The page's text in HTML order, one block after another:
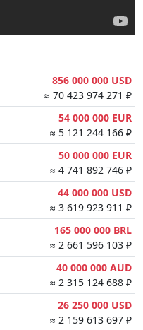
856 000 000 USD
≈ 70 423 974 271 ₽
54 000 000 EUR
≈ 5 121 244 166 ₽
50 000 000 EUR
≈ 4 741 892 746 ₽
44 000 000 USD
≈ 3 619 923 911 ₽
165 000 000 BRL
≈ 2 661 596 103 ₽
40 000 000 AUD
≈ 2 315 124 688 ₽
26 250 000 USD
≈ 2 159 613 697 ₽